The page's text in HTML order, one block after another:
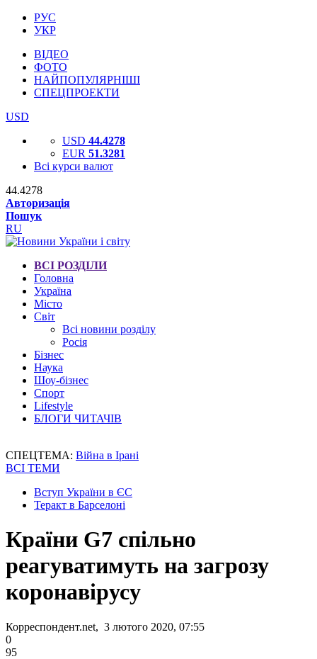
РУС
УКР
ВІДЕО
ФОТО
НАЙПОПУЛЯРНІШІ
СПЕЦПРОЕКТИ
USD
USD 44.4278
EUR 51.3281
Всі курси валют
44.4278
Авторизація
Пошук
RU
ВСІ РОЗДІЛИ
Головна
Україна
Місто
Світ
Всі новини розділу
Росія
Бізнес
Наука
Шоу-бізнес
Спорт
Lifestyle
БЛОГИ ЧИТАЧІВ
СПЕЦТЕМА: Війна в Ірані
ВСІ ТЕМИ
Вступ України в ЄС
Теракт в Барселоні
Країни G7 спільно
реагуватимуть на загрозу
коронавірусу
Корреспондент.net, 3 лютого 2020, 07:55
0
95